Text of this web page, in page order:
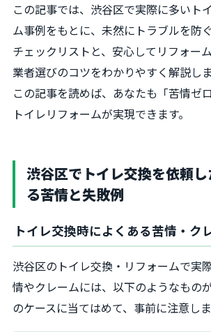
この記事では、渋谷区で実際に多いト
ム事例をもとに、未然にトラブルを防
チェックリストと、安心してリフォー
業者選びのコツをわかりやすく解説しま
この記事を読めば、あなたも「苦情ゼ
トイレリフォームが実現できます。
渋谷区でトイレ交換を依頼
る苦情と失敗例
トイレ交換時によくある苦情・ク
渋谷区のトイレ交換・リフォームで実
情やクレームには、以下のようなもの
のケースに当てはめて、事前に注意しま